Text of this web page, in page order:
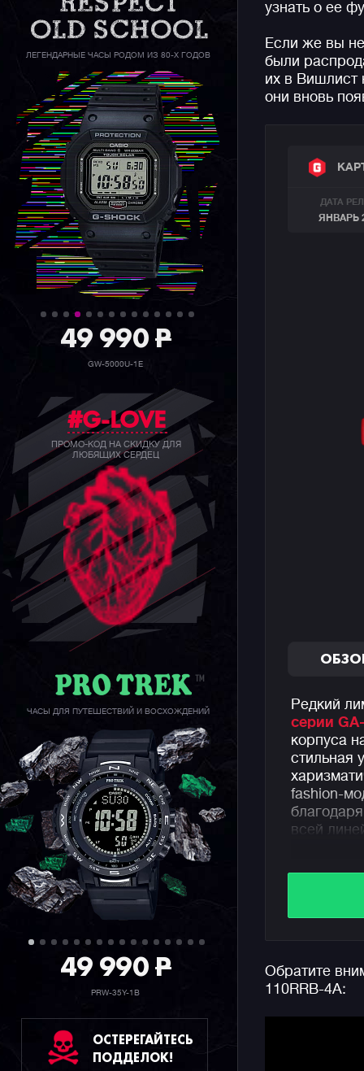
ЛЕГЕНДАРНЫЕ ЧАСЫ РОДОМ ИЗ 80-Х ГОДОВ
36 990P
GW-5000HS-1E
#G-LOVE
ПРОМО-КОД НА СКИДКУ ДЛЯ
ЛЮБЯЩИХ СЕРДЕЦ
ЧАСЫ ДЛЯ ПУТЕШЕСТВИЙ И ВОСХОЖДЕНИЙ
49 990P
PRW-35Y-1B
ОСТЕРЕГАЙТЕСЬ
ПОДДЕЛОК!
узнать о ее
Если же вы
были
их в Вишлист
они вновь
ДАТА
ЯНВАРЬ
Редкий
серии
корпуса
стильная
fashion-
всей
данной
Обратите
110RRB-4A: